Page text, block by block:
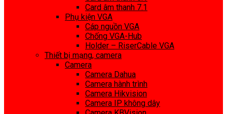
Card âm thanh 7.1
Phụ kiện VGA
Cáp nguồn VGA
Chống VGA-Hub
Holder – RiserCable VGA
Thiết bị mạng, camera
Camera
Camera Dahua
Camera hành trình
Camera Hikvision
Camera IP không dây